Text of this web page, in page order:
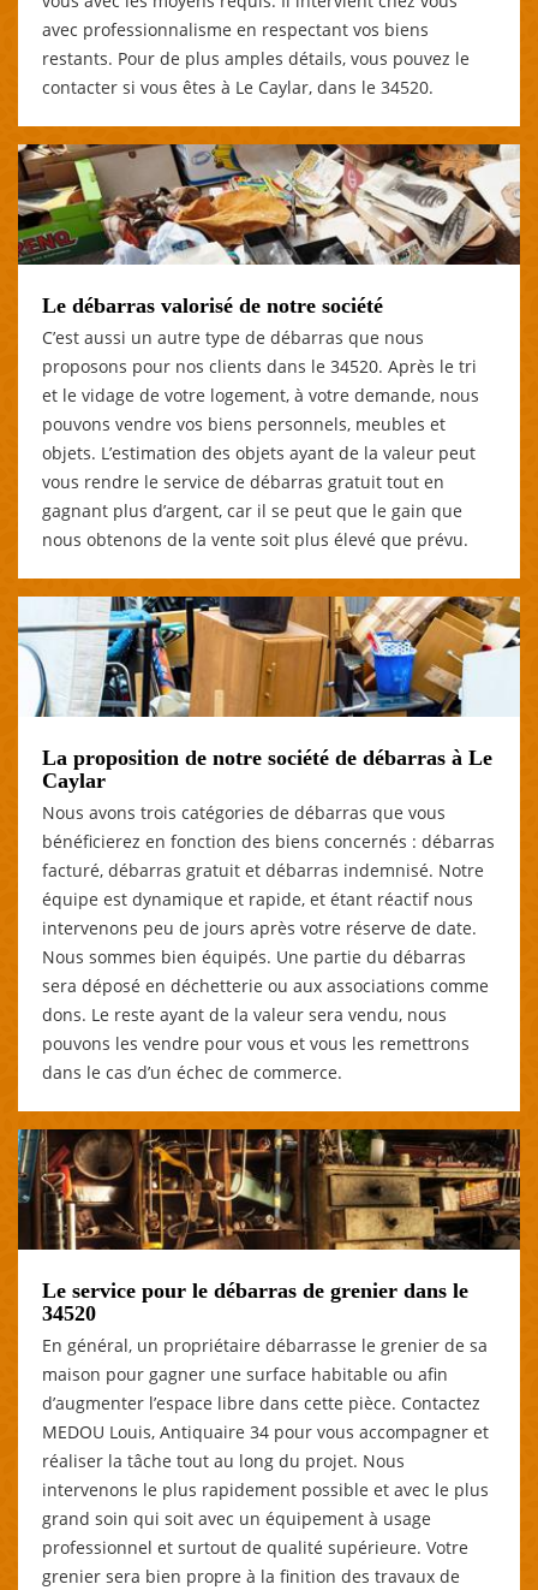
avec professionnalisme en respectant vos biens
restants. Pour de plus amples détails, vous pouvez le
contacter si vous êtes à Le Caylar, dans le 34520.
Le débarras valorisé de notre société
C’est aussi un autre type de débarras que nous
proposons pour nos clients dans le 34520. Après le tri
et le vidage de votre logement, à votre demande, nous
pouvons vendre vos biens personnels, meubles et
objets. L’estimation des objets ayant de la valeur peut
vous rendre le service de débarras gratuit tout en
gagnant plus d’argent, car il se peut que le gain que
nous obtenons de la vente soit plus élevé que prévu.
La proposition de notre société de débarras à Le
Caylar
Nous avons trois catégories de débarras que vous
bénéficierez en fonction des biens concernés : débarras
facturé, débarras gratuit et débarras indemnisé. Notre
équipe est dynamique et rapide, et étant réactif nous
intervenons peu de jours après votre réserve de date.
Nous sommes bien équipés. Une partie du débarras
sera déposé en déchetterie ou aux associations comme
dons. Le reste ayant de la valeur sera vendu, nous
pouvons les vendre pour vous et vous les remettrons
dans le cas d’un échec de commerce.
Le service pour le débarras de grenier dans le
34520
En général, un propriétaire débarrasse le grenier de sa
maison pour gagner une surface habitable ou afin
d’augmenter l’espace libre dans cette pièce. Contactez
MEDOU Louis, Antiquaire 34 pour vous accompagner et
réaliser la tâche tout au long du projet. Nous
intervenons le plus rapidement possible et avec le plus
grand soin qui soit avec un équipement à usage
professionnel et surtout de qualité supérieure. Votre
grenier sera bien propre à la finition des travaux de